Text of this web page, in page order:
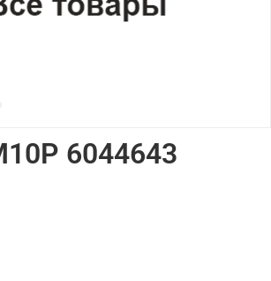
6044643